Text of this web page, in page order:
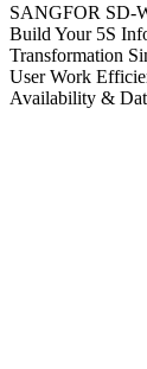
SANGFOR SD-
Build Your 5S
Transformation
User Work
Availability &